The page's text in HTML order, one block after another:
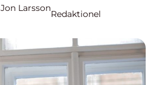
Jon Larsson
Redaktionel